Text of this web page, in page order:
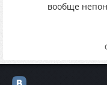
вообще